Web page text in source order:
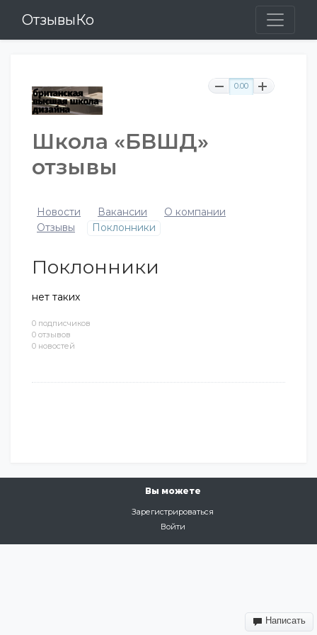
ОтзывыКо
0 подписчиков
0 отзывов
0 новостей
0.00
Школа «БВШД»
отзывы
Новости Вакансии
О компании
Отзывы
Поклонники
Поклонники
нет таких
Вы можете
Зарегистрироваться
Войти
Написать